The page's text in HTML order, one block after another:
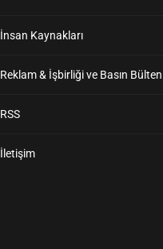
İnsan Kaynakları
Reklam & İşbirliği ve Basın
RSS
İletişim